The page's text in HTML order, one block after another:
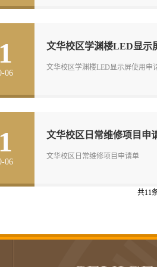
06
文华校区学渊楼LED显示
文华校区学渊楼LED显示屏使用申
06
文华校区日常维修项目申
文华校区日常维修项目申请单
共11